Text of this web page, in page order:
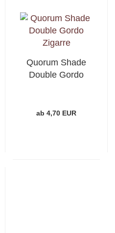
Quorum Shade
Double Gordo
ab 4,70 EUR